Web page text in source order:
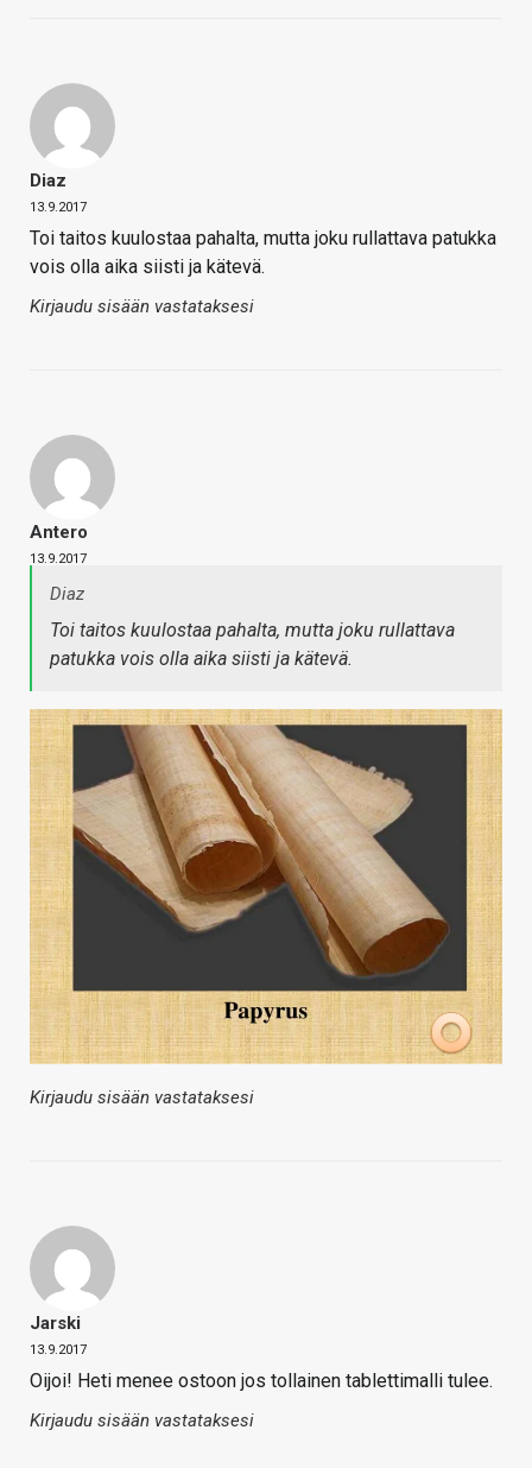
Diaz
13.9.2017
Toi taitos kuulostaa pahalta, mutta joku rullattava patukka
vois olla aika siisti ja kätevä.
Kirjaudu sisään vastataksesi
Antero
13.9.2017
Diaz
Toi taitos kuulostaa pahalta, mutta joku rullattava
patukka vois olla aika siisti ja kätevä.
Kirjaudu sisään vastataksesi
Jarski
13.9.2017
Oijoi! Heti menee ostoon jos tollainen tablettimalli tulee.
Kirjaudu sisään vastataksesi